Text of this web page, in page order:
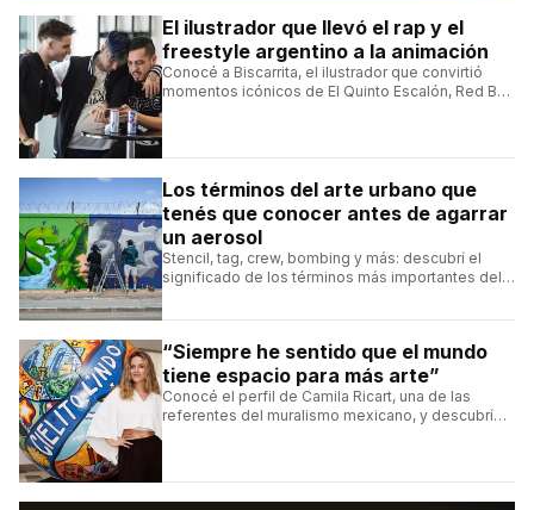
El ilustrador que llevó el rap y el
freestyle argentino a la animación
Conocé a Biscarrita, el ilustrador que convirtió
momentos icónicos de El Quinto Escalón, Red Bull
Los términos del arte urbano que
tenés que conocer antes de agarrar
un aerosol
Stencil, tag, crew, bombing y más: descubrí el
significado de los términos más importantes del
“Siempre he sentido que el mundo
tiene espacio para más arte”
Conocé el perfil de Camila Ricart, una de las
referentes del muralismo mexicano, y descubrí